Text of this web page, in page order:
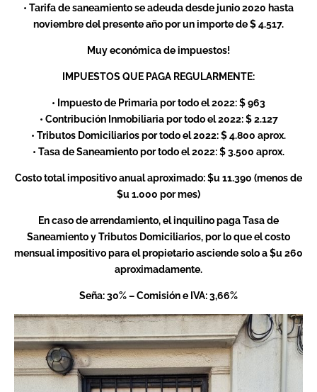
• Tarifa de saneamiento se adeuda desde junio 2020 hasta
noviembre del presente año por un importe de $ 4.517.
Muy económica de impuestos!
IMPUESTOS QUE PAGA REGULARMENTE:
• Impuesto de Primaria por todo el 2022: $ 963
• Contribución Inmobiliaria por todo el 2022: $ 2.127
• Tributos Domiciliarios por todo el 2022: $ 4.800 aprox.
• Tasa de Saneamiento por todo el 2022: $ 3.500 aprox.
Costo total impositivo anual aproximado: $u 11.390 (menos de
$u 1.000 por mes)
En caso de arrendamiento, el inquilino paga Tasa de
Saneamiento y Tributos Domiciliarios, por lo que el costo
mensual impositivo para el propietario asciende solo a $u 260
aproximadamente.
Seña: 30% – Comisión e IVA: 3,66%